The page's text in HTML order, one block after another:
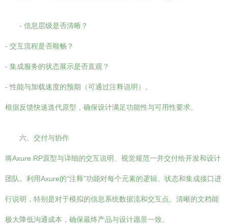
- 信息层级是否清晰？
- 交互流程是否顺畅？
- 集成服务的状态展示是否直观？
- 性能与加载速度的预期（可通过注释说明）。
根据反馈快速迭代原型，确保设计满足功能性与可用性要求。
六、交付与协作
将Axure RP原型与详细的交互说明、视觉规范一并交付给开发和设计
团队。利用Axure的“注释”功能对每个元素的逻辑、状态和集成接口进
行说明，特别是对于模拟的信息系统数据流和交互点。清晰的文档能
极大降低沟通成本，确保最终产品与设计愿景一致。